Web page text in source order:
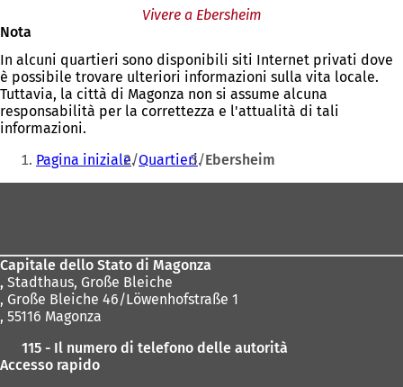
Vivere a Ebersheim
Nota
In alcuni quartieri sono disponibili siti Internet privati dove
è possibile trovare ulteriori informazioni sulla vita locale.
Tuttavia, la città di Magonza non si assume alcuna
responsabilità per la correttezza e l'attualità di tali
informazioni.
Siete
qui:
Pagina iniziale Quartieri Ebersheim
Capitale dello Stato di Magonza
, Stadthaus, Große Bleiche
, Große Bleiche 46/Löwenhofstraße 1
, 55116 Magonza
115 - Il numero di telefono delle autorità
Accesso rapido